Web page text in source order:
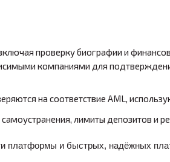
проверку биографии и
компаниями для
на соответствие AML,
лимиты депозитов и
платформы и быстрых, надёжных